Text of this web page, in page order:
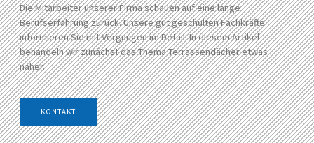
Die Mitarbeiter unserer Firma schauen auf eine lange
Berufserfahrung zurück. Unsere gut geschulten Fachkräfte
informieren Sie mit Vergnügen im Detail. In diesem Artikel
behandeln wir zunächst das Thema Terrassendächer etwas
näher.
KONTAKT